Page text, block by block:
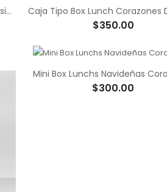
Sobre Mariposa Kraft Para Toda Ocasión
$350.00
Mini Box Lunchs Navideñas
$300.00